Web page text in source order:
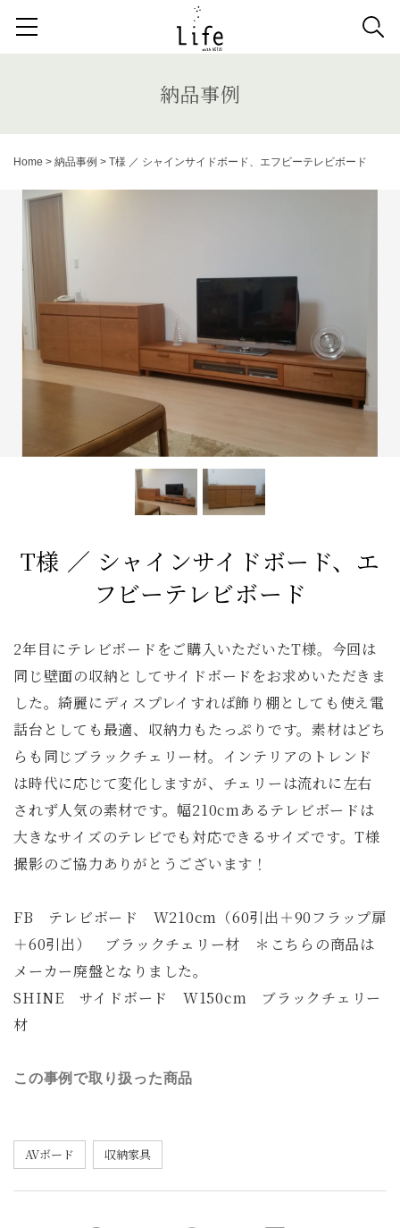
検索する記事の種類：
納品事例 News
キーワードから記事を探す
アンティーク
ダイニングテーブル ファブリック コレクション
ダイニングチェア ベンチ
システムソファ テラス AVボード
サイドテーブル 収納家具 デスク
ミラー
キッズ家具 2人掛けソファ リビングテーブル
1人掛けソファ ラグ
納品事例
Home > 納品事例 > T様 ／ シャインサイドボード、エフビーテレビボード
T様 ／ シャインサイドボード、エ
フビーテレビボード
2年目にテレビボードをご購入いただいたT様。今回は
同じ壁面の収納としてサイドボードをお求めいただきま
した。綺麗にディスプレイすれば飾り棚としても使え電
話台としても最適、収納力もたっぷりです。素材はどち
らも同じブラックチェリー材。インテリアのトレンド
は時代に応じて変化しますが、チェリーは流れに左右
されず人気の素材です。幅210cmあるテレビボードは
大きなサイズのテレビでも対応できるサイズです。T様
撮影のご協力ありがとうございます！
FB テレビボード W210cm（60引出＋90フラップ扉
＋60引出） ブラックチェリー材 ＊こちらの商品は
メーカー廃盤となりました。
SHINE サイドボード W150cm ブラックチェリー
材
この事例で取り扱った商品
AVボード 収納家具